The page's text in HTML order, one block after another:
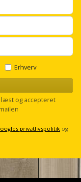
Erhverv
og accepteret
privatlivspolitik og